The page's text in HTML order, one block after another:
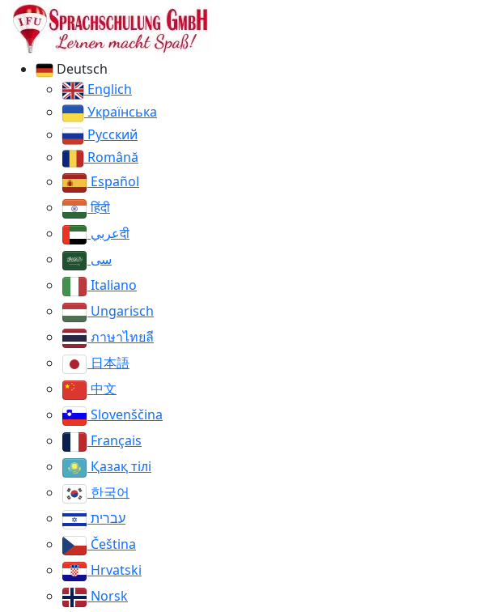
Deutsch
Englich
Українська
Русский
Română
Español
हिंदी
عربيदी
سی
Italiano
Ungarisch
ภาษาไทยลี
日本語
中文
Slovenščina
Français
Қазақ тілі
한국어
עברית
Čeština
Hrvatski
Norsk